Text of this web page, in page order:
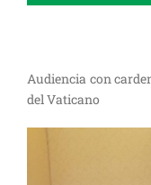
Audiencia con
del Vaticano